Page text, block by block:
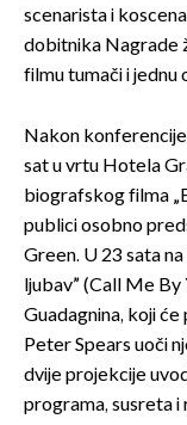
scenarista i
dobitnika Nagrade
filmu tumači i jednu
Nakon
sat u vrtu Hotela
biografskog filma
publici osobno
Green. U 23 sata
ljubav” (Call Me
Guadagnina, koji
Peter Spears uoči
dvije projekcije
programa, susreta i